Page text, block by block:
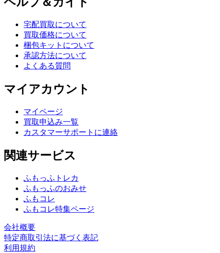
宅配買取について
買取価格について
梱包キットについて
承認方法について
よくある質問
マイアカウント
マイページ
買取申込み一覧
カスタマーサポートに連絡
関連サービス
ふもっふトレカ
ふもっふのおみせ
ふもコレ
ふもコレ特集ページ
会社概要
特定商取引法に基づく表記
利用規約